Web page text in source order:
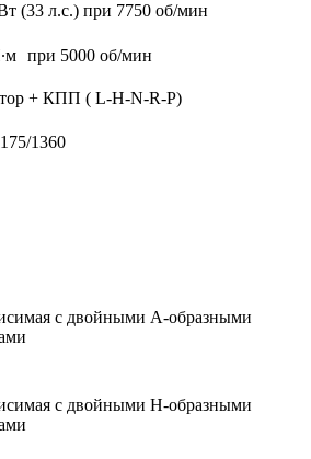
(33 л.с.) при 7750 об/мин
при 5000 об/мин
+ КПП ( L-H-N-R-P)
1360
с двойными А-образными
с двойными H-образными